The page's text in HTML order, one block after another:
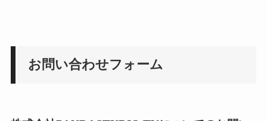
お問い合わせフォーム